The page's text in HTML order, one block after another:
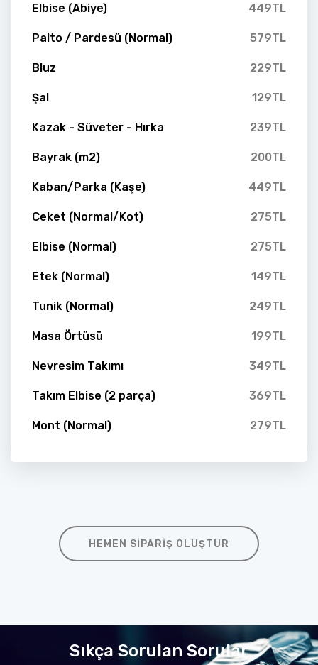
Elbise (Abiye) 449TL
Palto / Pardesü (Normal) 579TL
Bluz 229TL
Şal 129TL
Kazak - Süveter - Hırka 239TL
Bayrak (m2) 200TL
Kaban/Parka (Kaşe) 449TL
Ceket (Normal/Kot) 275TL
Elbise (Normal) 275TL
Etek (Normal) 149TL
Tunik (Normal) 249TL
Masa Örtüsü 199TL
Nevresim Takımı 349TL
Takım Elbise (2 parça) 369TL
Mont (Normal) 279TL
HEMEN SIPARIŞ OLUŞTUR
Sıkça Sorulan Sorular